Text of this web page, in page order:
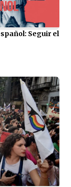
Seguir el